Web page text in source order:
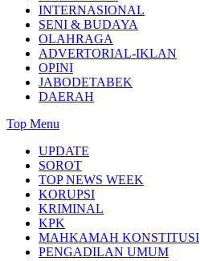
INTERNASIONAL
SENI & BUDAYA
OLAHRAGA
ADVERTORIAL-IKLAN
OPINI
JABODETABEK
DAERAH
Top Menu
UPDATE
SOROT
TOP NEWS WEEK
KORUPSI
KRIMINAL
KPK
MAHKAMAH KONSTITUSI
PENGADILAN UMUM